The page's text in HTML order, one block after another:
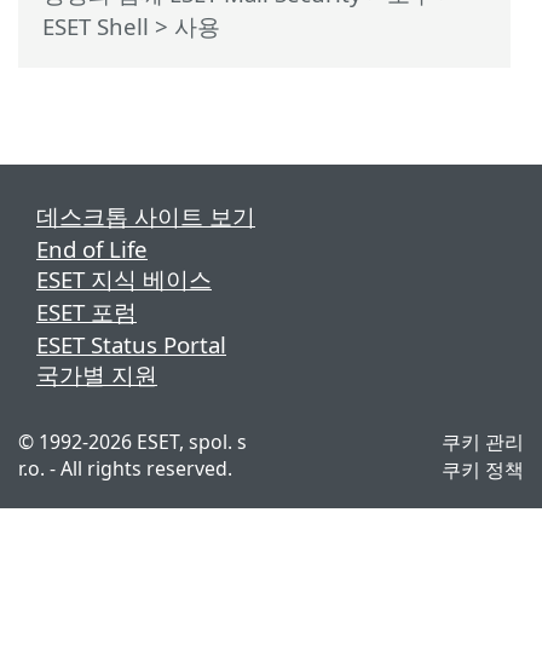
ESET Shell > 사용
데스크톱 사이트 보기
End of Life
ESET 지식 베이스
ESET 포럼
ESET Status Portal
국가별 지원
© 1992-2026 ESET, spol. s
r.o. - All rights reserved.
쿠키 관리
쿠키 정책